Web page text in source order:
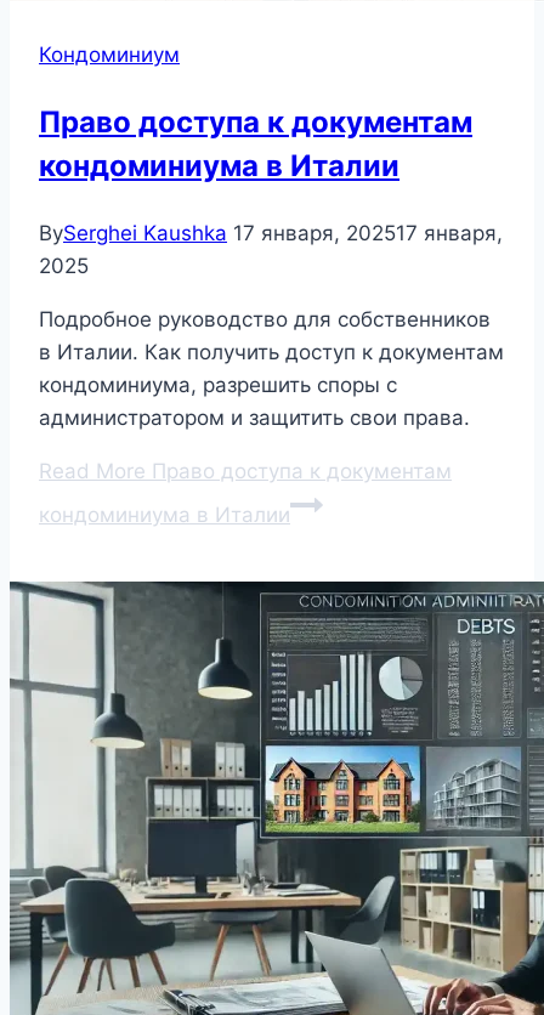
Кондоминиум
Право доступа к документам
кондоминиума в Италии
BySerghei Kaushka 17 января, 202517 января,
2025
Подробное руководство для собственников
в Италии. Как получить доступ к документам
кондоминиума, разрешить споры с
администратором и защитить свои права.
Read More Право доступа к документам
кондоминиума в Италии